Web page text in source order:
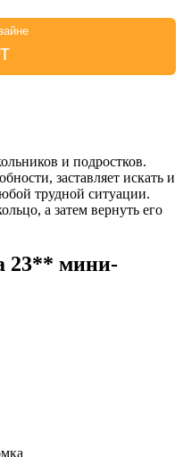
и подростков.
заставляет искать и
трудной ситуации.
а затем вернуть его
23** мини-